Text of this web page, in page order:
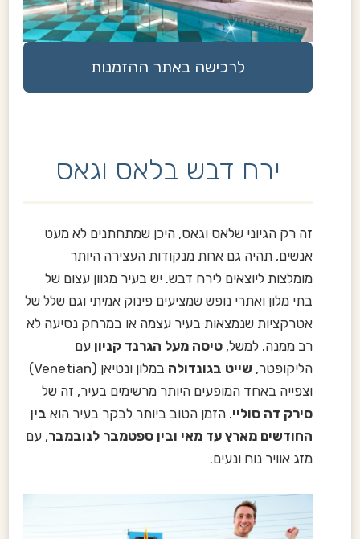
לרכישה באתר ההזמנות
ירח דבש בלאס וגאס
זה רק הגיוני שלאס וגאס, היכן שמתחתנים לא מעט
אנשים, תהיה גם אחת מנקודות העצירה היותר
מומלצות ליוצאים לירח דבש. יש בעיר מגוון עצום של
בתי מלון ואתרי נופש שמציעים פינוק אמיתי וגם שלל של
אטרקציות שנמצאות בעיר עצמה או במרחק נסיעה לא
רב ממנה. למשל, טיסה מעל הגרנד קניון עם
הליקופטר, שייט בגונדולה
במלון ונטיאן (Venetian)
וצפייה באחד המופעים היותר מרשימים בעיר, זה של
סירק דה סוליי. הזמן הטוב ביותר לבקר בעיר הוא בין
החודשים מארץ עד מאי ובין ספטמבר לנובמבר, עם
מזג אוויר נוח ונעים.